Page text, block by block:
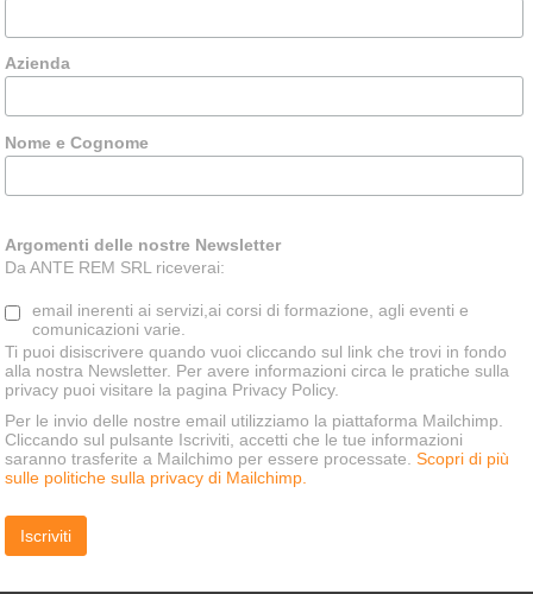
Azienda
Nome e Cognome
Argomenti delle nostre Newsletter
Da ANTE REM SRL riceverai:
email inerenti ai servizi,ai corsi di formazione, agli eventi e
comunicazioni varie.
Ti puoi disiscrivere quando vuoi cliccando sul link che trovi in fondo
alla nostra Newsletter. Per avere informazioni circa le pratiche sulla
privacy puoi visitare la pagina Privacy Policy.
Per le invio delle nostre email utilizziamo la piattaforma Mailchimp.
Cliccando sul pulsante Iscriviti, accetti che le tue informazioni
saranno trasferite a Mailchimo per essere processate.Scopri di più
sulle politiche sulla privacy di Mailchimp.